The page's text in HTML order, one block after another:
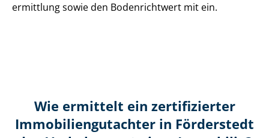
ermitt­lung sowie den Bodenrichtwert mit ein.
Wie ermittelt ein zertifizierter
Immobilien­gutachter in Förderstedt